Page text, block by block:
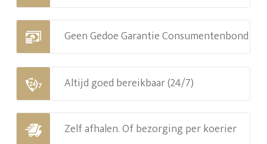
Geen Gedoe Garantie Consumentenbond
Altijd goed bereikbaar (24/7)
Zelf afhalen. Of bezorging per koerier